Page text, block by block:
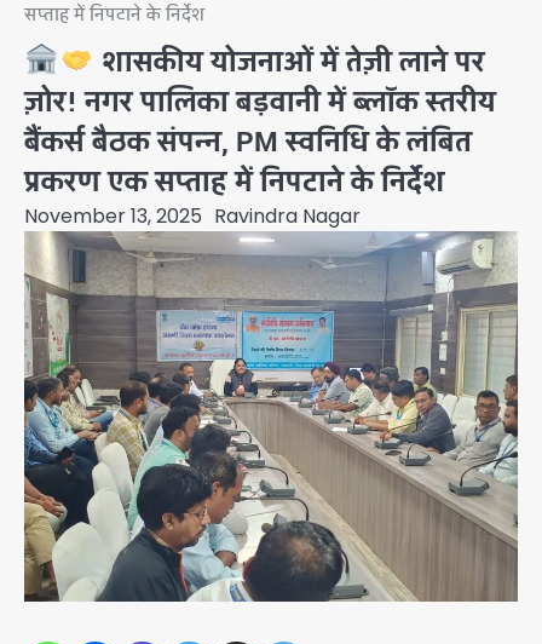
सप्ताह में निपटाने के निर्देश
शासकीय योजनाओं में तेज़ी लाने पर
ज़ोर! नगर पालिका बड़वानी में ब्लॉक स्तरीय
बैंकर्स बैठक संपन्न, PM स्वनिधि के लंबित
प्रकरण एक सप्ताह में निपटाने के निर्देश
November 13, 2025 Ravindra Nagar